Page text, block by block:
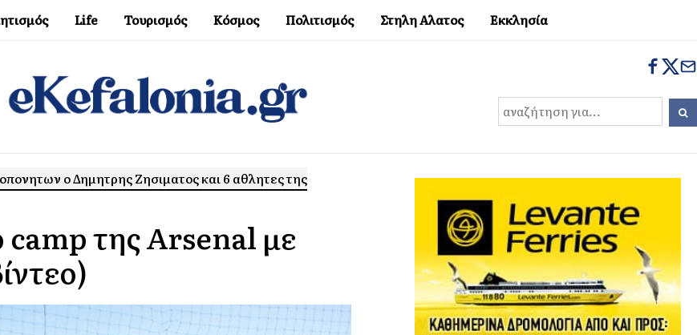
Life Τουρισμός Κόσμος Πολιτισμός Στηλη Αλατος Εκκλησία
ο Δημητρης Ζησιματος και 6 αθλητες της
camp της Arsenal με